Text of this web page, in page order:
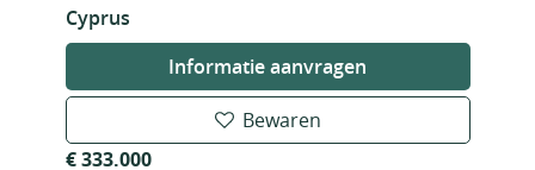
Cyprus
Informatie aanvragen
Bewaren
€ 333.000